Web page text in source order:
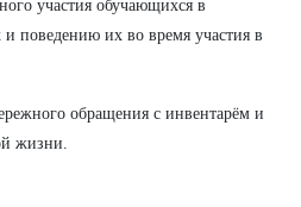
участия обучающихся в
поведению их во время участия в
обращения с инвентарём и
жизни.